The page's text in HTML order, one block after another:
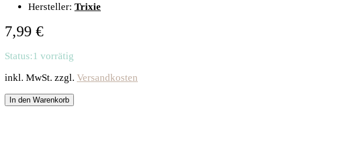
Hersteller: Trixie
7,99 €
Status: 1 vorrätig
inkl. MwSt. zzgl. Versandkosten
In den Warenkorb